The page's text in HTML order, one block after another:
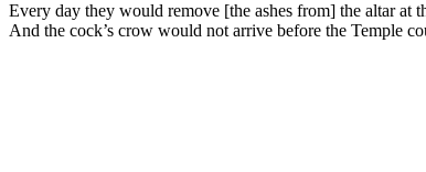
Every day they would remove [the ashes from] the altar at
And the cock’s crow would not arrive before the Temple